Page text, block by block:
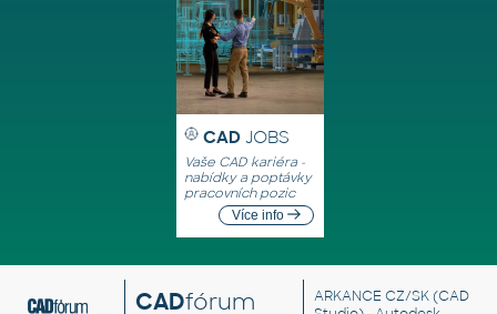
CAD JOBS
Vaše CAD kariéra -
nabídky a poptávky
pracovních pozic
Více info
CADfórum ARKANCE CZ/SK(CAD